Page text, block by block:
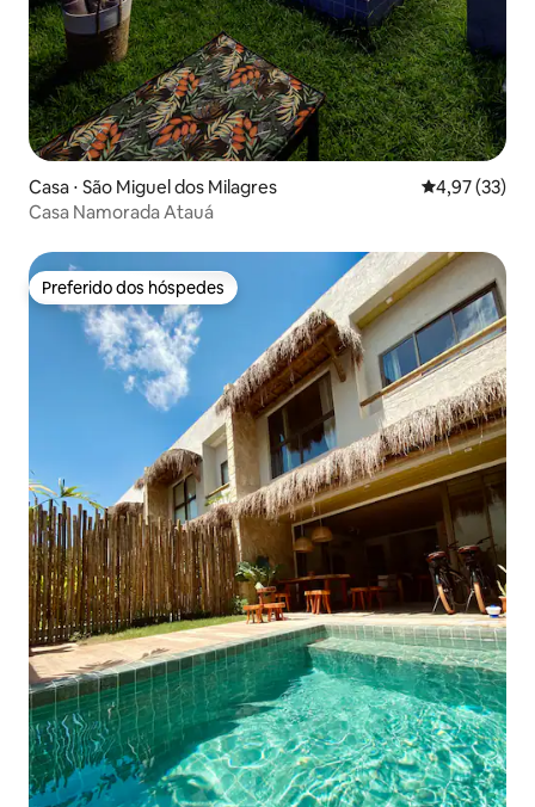
Casa ⋅ São Miguel dos Milagres 4,97 de uma
4,97 (33)
Casa Namorada Atauá
Preferido dos hóspedes
Preferido dos hóspedes